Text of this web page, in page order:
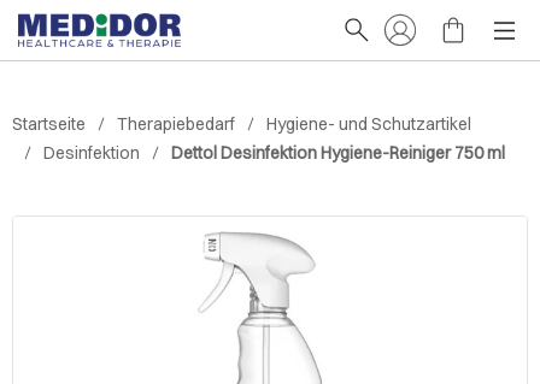
Startseite Therapiebedarf
Hygiene- und Schutzartikel
Desinfektion
Dettol Desinfektion Hygiene-Reiniger 750 ml